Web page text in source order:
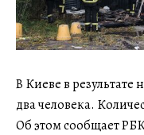
В Киеве в
два человека.
Об этом сообщает